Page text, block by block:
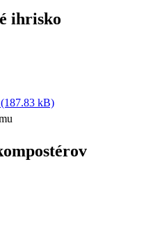
ihrisko
kB)